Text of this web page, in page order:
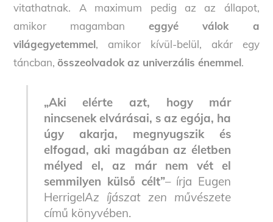
vitathatnak. A maximum pedig az az állapot,
amikor magamban eggyé válok a
világegyetemmel, amikor kívül-belül, akár egy
táncban,összeolvadok az univerzális énemmel.
„Aki elérte azt, hogy már
nincsenek elvárásai, s az egója, ha
úgy akarja, megnyugszik és
elfogad, aki magában az életben
mélyed el, az már nem vét el
semmilyen külső célt”– írja Eugen
HerrigelAz íjászat zen művészete
című könyvében.